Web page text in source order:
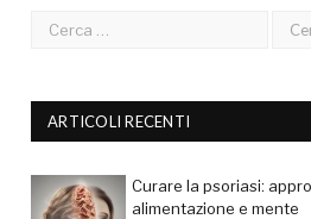
ARTICOLI RECENTI
Curare la psoriasi:
alimentazione e mente